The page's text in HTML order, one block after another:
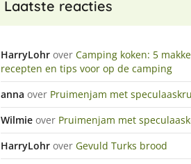
Laatste reacties
HarryLohr over Camping koken: 5
recepten en tips voor op de camping
anna over Pruimenjam met
Wilmie over Pruimenjam met
HarryLohr over Gevuld Turks brood